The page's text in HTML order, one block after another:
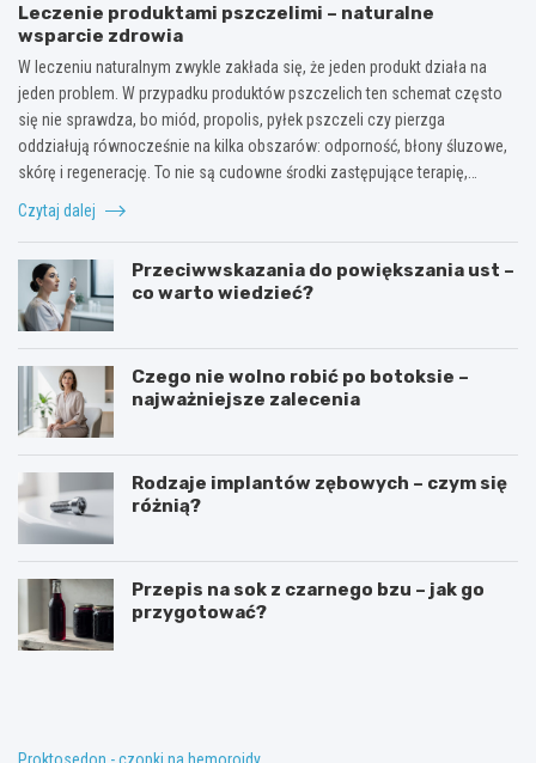
Leczenie produktami pszczelimi – naturalne
wsparcie zdrowia
W leczeniu naturalnym zwykle zakłada się, że jeden produkt działa na
jeden problem. W przypadku produktów pszczelich ten schemat często
się nie sprawdza, bo miód, propolis, pyłek pszczeli czy pierzga
oddziałują równocześnie na kilka obszarów: odporność, błony śluzowe,
skórę i regenerację. To nie są cudowne środki zastępujące terapię,…
Czytaj dalej
Przeciwwskazania do powiększania ust –
co warto wiedzieć?
Czego nie wolno robić po botoksie –
najważniejsze zalecenia
Rodzaje implantów zębowych – czym się
różnią?
Przepis na sok z czarnego bzu – jak go
przygotować?
T
K
Proktosedon - czopki na hemoroidy